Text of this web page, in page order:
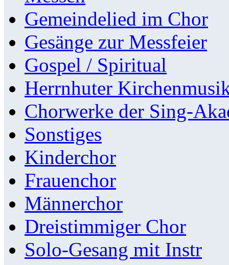
Gemeindelied im Chor
Gesänge zur Messfeier
Gospel / Spiritual
Herrnhuter
Chorwerke der Sing-
Sonstiges
Kinderchor
Frauenchor
Männerchor
Dreistimmiger Chor
Solo-Gesang mit Instr